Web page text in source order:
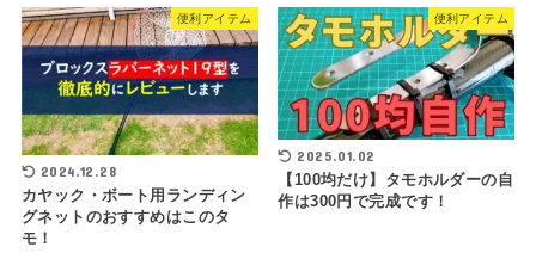
便利アイテム
2024.12.28
カヤック・ボート用ランディン
グネットのおすすめはこのタ
モ！
便利アイテム
2025.01.02
【100均だけ】タモホルダーの自
作は300円で完成です！